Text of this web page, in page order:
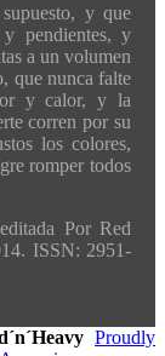
y que
pendientes, y
a un volumen
que nunca falte
y calor, y la
corren por su
los colores,
romper todos
Por Red
ISSN: 2951-
Proudly